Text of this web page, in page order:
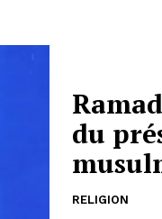
du
RELIGION